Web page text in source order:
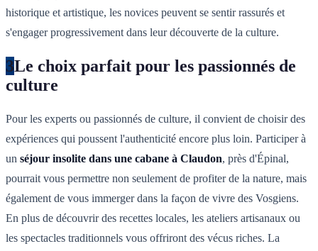
historique et artistique, les novices peuvent se sentir rassurés et
s'engager progressivement dans leur découverte de la culture.
3Le choix parfait pour les passionnés de
culture
Pour les experts ou passionnés de culture, il convient de choisir des
expériences qui poussent l'authenticité encore plus loin. Participer à
un séjour insolite dans une cabane à Claudon, près d'Épinal,
pourrait vous permettre non seulement de profiter de la nature, mais
également de vous immerger dans la façon de vivre des Vosgiens.
En plus de découvrir des recettes locales, les ateliers artisanaux ou
les spectacles traditionnels vous offriront des vécus riches. La